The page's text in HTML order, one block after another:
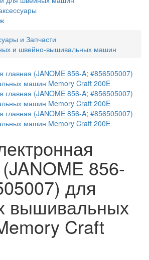
и Запчасти
и швейно-вышивальных машин
856-
для
вышивальных
Craft